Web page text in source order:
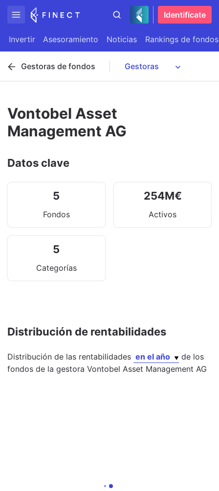
Identifícate
Invertir Asesoramiento Noticias Rankings de fondos
Gestoras de fondos
Vontobel Asset
Management AG
Datos clave
5
Fondos
254M€
Activos
5
Categorías
Distribución de rentabilidades
Distribución de las rentabilidades en el año
de los
fondos de la gestora Vontobel Asset Management AG